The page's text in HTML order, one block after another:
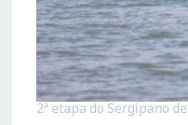
2ª etapa do Sergipano